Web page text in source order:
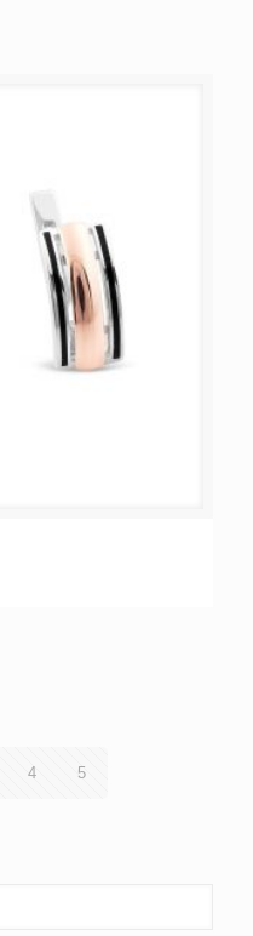
4 5